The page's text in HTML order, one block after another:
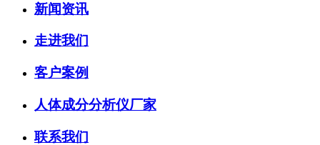
新闻资讯
走进我们
客户案例
人体成分分析仪厂家
联系我们